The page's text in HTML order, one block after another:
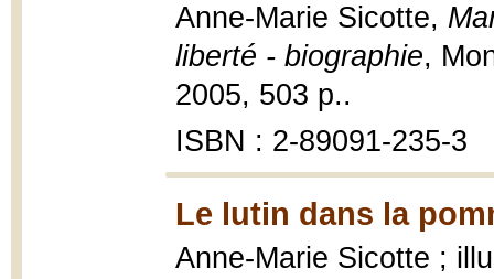
Anne-Marie Sicotte,
liberté - biographie,
2005, 503 p..
ISBN : 2-89091-235-3
Le lutin dans la
Anne-Marie Sicotte ;